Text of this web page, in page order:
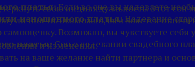
свою индивидуальность. Этот
платья:Если во сне вы надеваете
личности. Возможно, вам хочется
изношенного платья:Надевание
самооценку. Возможно, вы чувствуете
и изменения.
платья:Сон о надевании свадебного
на ваше желание найти партнера и